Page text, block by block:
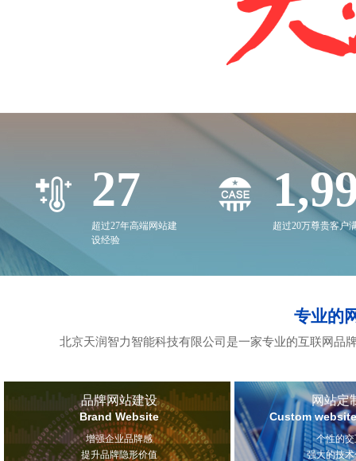
27
超过27年高端网站建
设经验
超过20万尊贵客户
专业的
北京天润智力智能科技有限公司是一家专业的互联网品
品牌网站建设
Brand Website
增强企业品牌感
提升品牌隐形价值
网站定
Custom
个性的
强大的技